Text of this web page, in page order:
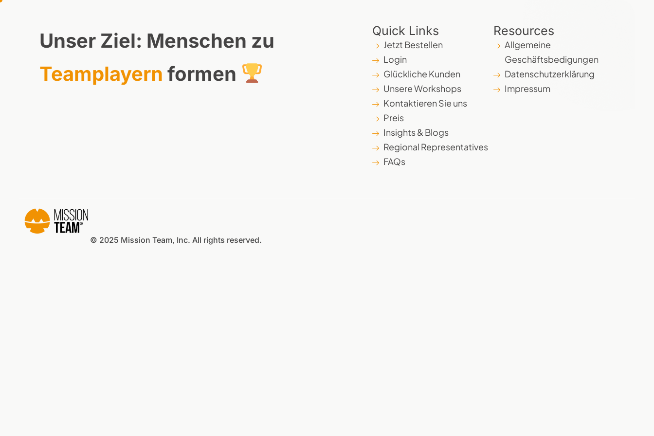
Unser Ziel: Menschen zu
Teamplayern formen
Quick Links
Jetzt Bestellen
Login
Glückliche Kunden
Unsere Workshops
Kontaktieren Sie uns
Preis
Insights & Blogs
Regional Representatives
FAQs
Resources
Allgemeine
Geschäftsbedigungen
Datenschutzerklärung
Impressum
© 2025 Mission Team, Inc. All rights reserved.